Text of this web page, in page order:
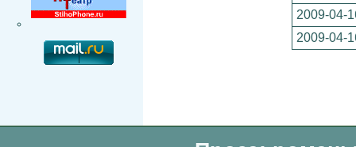
2009-04-
2009-04-